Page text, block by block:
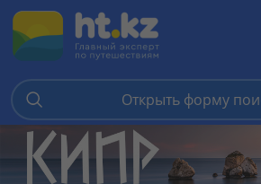
Открыть форму